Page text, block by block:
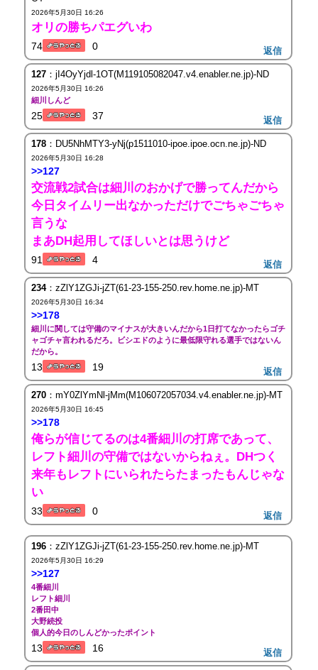
2026年5月30日 16:26
オリの勝ちパエグいわ
74 0 返信
127：jI4OyYjdl-1OT(M119105082047.v4.enabler.ne.jp)-ND
2026年5月30日 16:26
細川しんど
25 37 返信
178：DU5NhMTY3-yNj(p1511010-ipoe.ipoe.ocn.ne.jp)-ND
2026年5月30日 16:28
>>127
交流戦2試合は細川のおかげで勝ってんだから
今日タイムリー出なかっただけでごちゃごちゃ
言うな
まあDH起用してほしいとは思うけど
91 4 返信
234：zZlY1ZGJi-jZT(61-23-155-250.rev.home.ne.jp)-MT
2026年5月30日 16:34
>>178
細川に関しては守備のマイナスが大きいんだから1日打てなかったらゴチ
ャゴチャ言われるだろ。ビシエドのように最低限守れる選手ではないん
だから。
13 19 返信
270：mY0ZlYmNl-jMm(M106072057034.v4.enabler.ne.jp)-MT
2026年5月30日 16:45
>>178
俺らが信じてるのは4番細川の打席であって、
レフト細川の守備ではないからねぇ。DHつく
来年もレフトにいられたらたまったもんじゃな
い
33 0 返信
196：zZlY1ZGJi-jZT(61-23-155-250.rev.home.ne.jp)-MT
2026年5月30日 16:29
>>127
4番細川
レフト細川
2番田中
大野続投
個人的今日のしんどかったポイント
13 16 返信